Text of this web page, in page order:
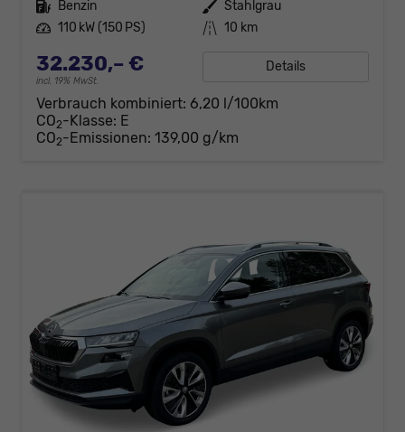
Kraftstoff Benzin Außenfarbe Stahlgrau
Leistung 110 kW (150 PS) Kilometerstand 10 km
32.230,– €
incl. 19% MwSt.
Details
Verbrauch kombiniert: 6,20 l/100km
CO2-Klasse: E
CO2-Emissionen: 139,00 g/km